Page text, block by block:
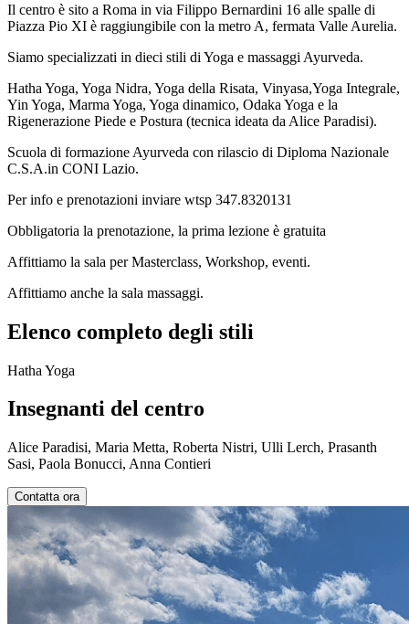
Il centro è sito a Roma in via Filippo Bernardini 16 alle spalle di
Piazza Pio XI è raggiungibile con la metro A, fermata Valle Aurelia.
Siamo specializzati in dieci stili di Yoga e massaggi Ayurveda.
Hatha Yoga, Yoga Nidra, Yoga della Risata, Vinyasa,Yoga Integrale,
Yin Yoga, Marma Yoga, Yoga dinamico, Odaka Yoga e la
Rigenerazione Piede e Postura (tecnica ideata da Alice Paradisi).
Scuola di formazione Ayurveda con rilascio di Diploma Nazionale
C.S.A.in CONI Lazio.
Per info e prenotazioni inviare wtsp 347.8320131
Obbligatoria la prenotazione, la prima lezione è gratuita
Affittiamo la sala per Masterclass, Workshop, eventi.
Affittiamo anche la sala massaggi.
Elenco completo degli stili
Hatha Yoga
Insegnanti del centro
Alice Paradisi, Maria Metta, Roberta Nistri, Ulli Lerch, Prasanth
Sasi, Paola Bonucci, Anna Contieri
Contatta ora